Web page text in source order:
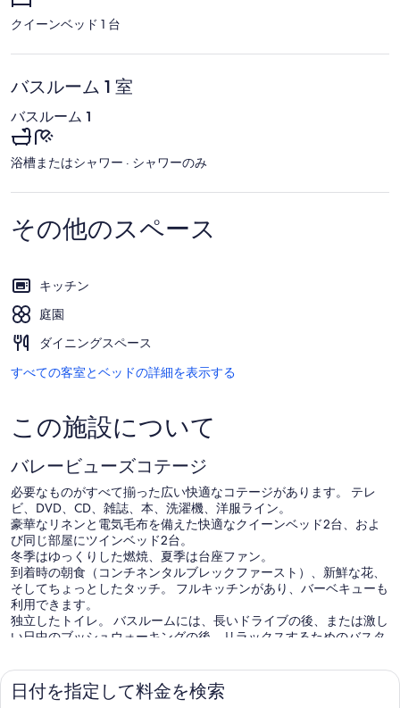
クイーンベッド 1 台
バスルーム 1 室
バスルーム 1
浴槽またはシャワー · シャワーのみ
その他のスペース
キッチン
庭園
ダイニングスペース
すべての客室とベッドの詳細を表示する
この施設について
バレービューズコテージ
必要なものがすべて揃った広い快適なコテージがあります。 テレ
ビ、DVD、CD、雑誌、本、洗濯機、洋服ライン。
豪華なリネンと電気毛布を備えた快適なクイーンベッド2台、およ
び同じ部屋にツインベッド2台。
冬季はゆっくりした燃焼、夏季は台座ファン。
到着時の朝食（コンチネンタルブレックファースト）、新鮮な花、
そしてちょっとしたタッチ。 フルキッチンがあり、バーベキューも
利用できます。
独立したトイレ。 バスルームには、長いドライブの後、または激し
い日中のブッシュウォーキングの後、リラックスするためのバスタ
電子レンジ、コンロ、トースター、電気水差し、コーヒープランジ
ャー、紅茶/コーヒーメーカーを備えた完全装備のキッチン。
日付を指定して料金を検索